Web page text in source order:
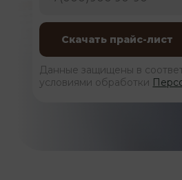
Данные защищены в
условиями обработки